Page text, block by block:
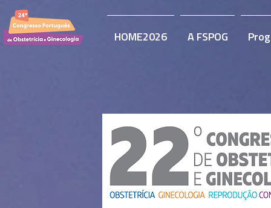
HOME2026 A FSPOG